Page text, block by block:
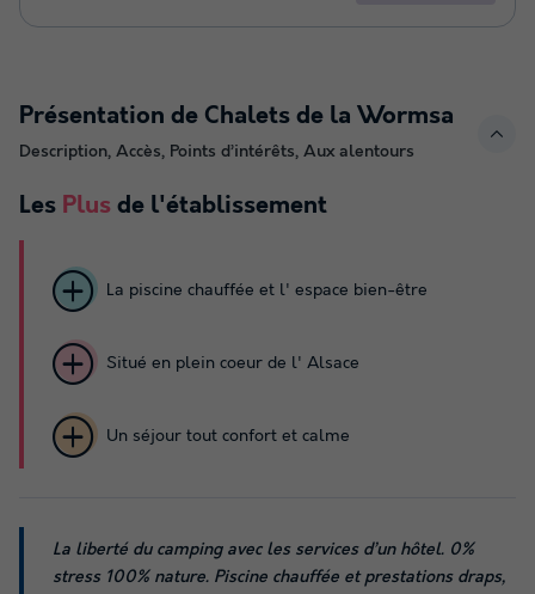
Présentation de Chalets de la Wormsa
Description, Accès, Points d’intérêts, Aux alentours
Les Plus de l'établissement
La piscine chauffée et l' espace bien-être
Situé en plein coeur de l' Alsace
Un séjour tout confort et calme
La liberté du camping avec les services d’un hôtel. 0%
stress 100% nature. Piscine chauffée et prestations draps,